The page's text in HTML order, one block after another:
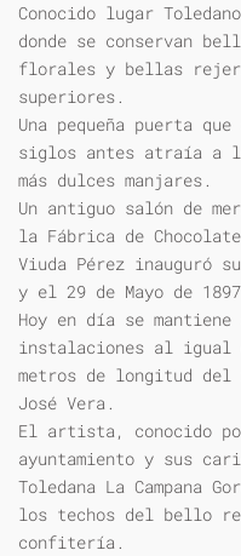
Conocido lugar
donde se conservan
florales y bellas
superiores.
Una pequeña puerta
siglos antes atraía a
más dulces manjares.
Un antiguo salón de
la Fábrica de
Viuda Pérez inauguró
y el 29 de Mayo de
Hoy en día se
instalaciones al igual
metros de longitud
José Vera.
El artista, conocido
ayuntamiento y sus
Toledana La Campana
los techos del bello
confitería.